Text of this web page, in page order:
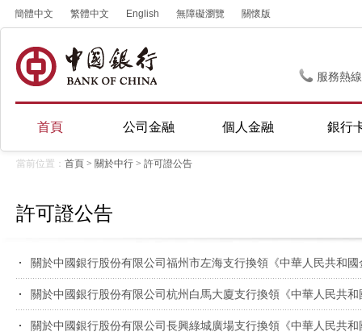
簡體中文 繁體中文 English 無障礙瀏覽 關懷版
服務熱
首頁 公司金融 個人金融 銀行
當前位置： 首頁 > 關於中行 > 許可證公告
許可證公告
關於中國銀行股份有限公司福州市左海支行換領《中華人民共和
關於中國銀行股份有限公司杭州白馬大廈支行換領《中華人民共
關於中國銀行股份有限公司長興綠城廣場支行換領《中華人民共